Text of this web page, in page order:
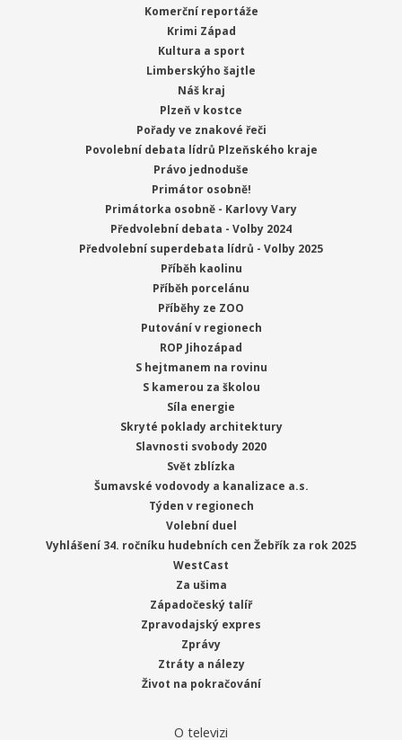
Komerční reportáže
Krimi Západ
Kultura a sport
Limberskýho šajtle
Náš kraj
Plzeň v kostce
Pořady ve znakové řeči
Povolební debata lídrů Plzeňského kraje
Právo jednoduše
Primátor osobně!
Primátorka osobně - Karlovy Vary
Předvolební debata - Volby 2024
Předvolební superdebata lídrů - Volby 2025
Příběh kaolinu
Příběh porcelánu
Příběhy ze ZOO
Putování v regionech
ROP Jihozápad
S hejtmanem na rovinu
S kamerou za školou
Síla energie
Skryté poklady architektury
Slavnosti svobody 2020
Svět zblízka
Šumavské vodovody a kanalizace a.s.
Týden v regionech
Volební duel
Vyhlášení 34. ročníku hudebních cen Žebřík za rok 2025
WestCast
Za ušima
Západočeský talíř
Zpravodajský expres
Zprávy
Ztráty a nálezy
Život na pokračování
O televizi